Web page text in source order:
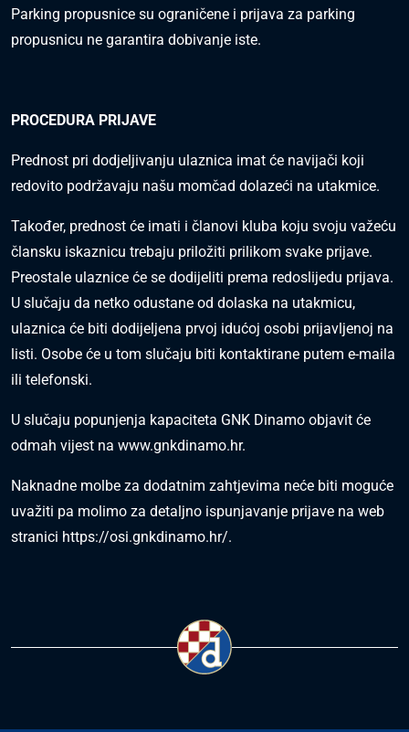
Parking propusnice su ograničene i prijava za parking
propusnicu ne garantira dobivanje iste.
PROCEDURA PRIJAVE
Prednost pri dodjeljivanju ulaznica imat će navijači koji
redovito podržavaju našu momčad dolazeći na utakmice.
Također, prednost će imati i članovi kluba koju svoju važeću
člansku iskaznicu trebaju priložiti prilikom svake prijave.
Preostale ulaznice će se dodijeliti prema redoslijedu prijava.
U slučaju da netko odustane od dolaska na utakmicu,
ulaznica će biti dodijeljena prvoj idućoj osobi prijavljenoj na
listi. Osobe će u tom slučaju biti kontaktirane putem e-maila
ili telefonski.
U slučaju popunjenja kapaciteta GNK Dinamo objavit će
odmah vijest na www.gnkdinamo.hr.
Naknadne molbe za dodatnim zahtjevima neće biti moguće
uvažiti pa molimo za detaljno ispunjavanje prijave na web
stranici https://osi.gnkdinamo.hr/.